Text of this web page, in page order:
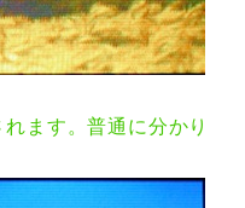
ます。普通に分かり